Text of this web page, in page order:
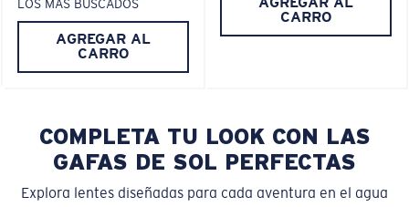
LOS MÁS BUSCADOS
AGREGAR AL
CARRO
CARRO
COMPLETA TU LOOK CON LAS
GAFAS DE SOL PERFECTAS
Explora lentes diseñadas para cada aventura en el agua